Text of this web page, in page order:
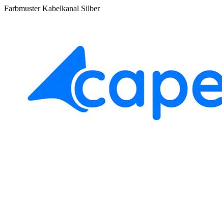
Farbmuster Kabelkanal Silber